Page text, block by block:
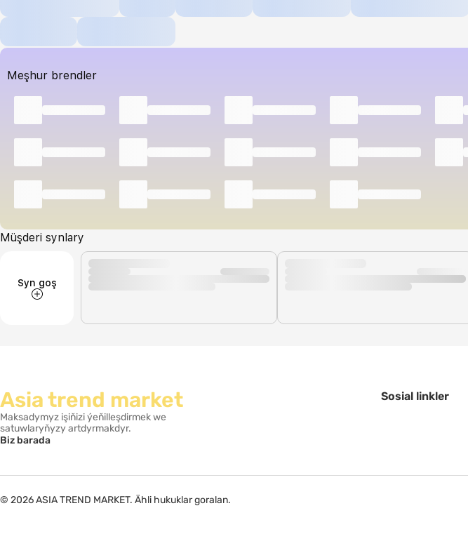
Meşhur brendler
Müşderi synlary
Syn goş
Asia trend market
Maksadymyz işiňizi ýeňilleşdirmek we
satuwlaryňyzy artdyrmakdyr.
Biz barada
Sosial linkler
© 2026 ASIA TREND MARKET. Ähli hukuklar goralan.